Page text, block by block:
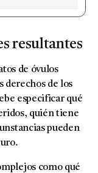
resultantes
de óvulos
derechos de los
especificar qué
quién tiene
pueden
como qué